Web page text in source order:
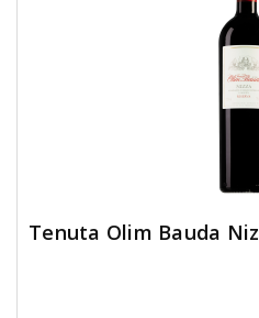
Tenuta Olim Bauda